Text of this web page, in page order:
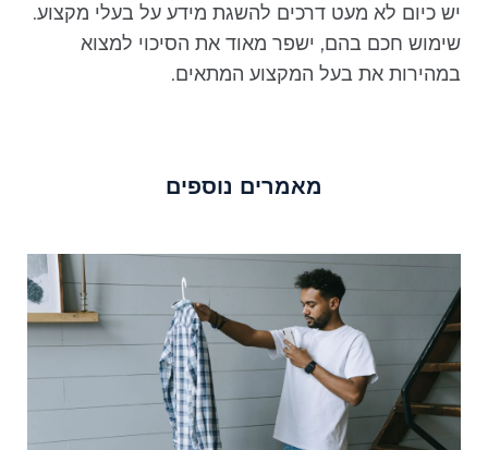
יש כיום לא מעט דרכים להשגת מידע על בעלי מקצוע.
שימוש חכם בהם, ישפר מאוד את הסיכוי למצוא
במהירות את בעל המקצוע המתאים.
מאמרים נוספים